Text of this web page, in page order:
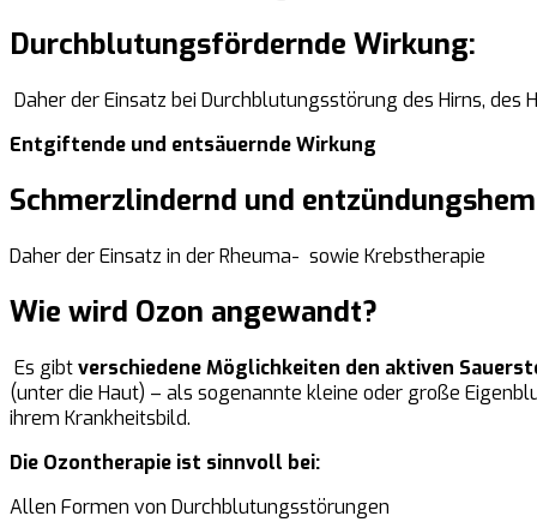
Durchblutungsfördernde Wirkung:
Daher der Einsatz bei Durchblutungsstörung des Hirns, des
Entgiftende und entsäuernde Wirkung
Schmerzlindernd und
Daher der Einsatz in der Rheuma- sowie Krebstherapie
Wie wird Ozon angewandt?
Es gibtverschiedene Möglichkeiten den aktiven
(unter die Haut) – als sogenannte kleine oder große
ihrem Krankheitsbild.
Die Ozontherapie ist sinnvoll bei:
Allen Formen von Durchblutungsstörungen